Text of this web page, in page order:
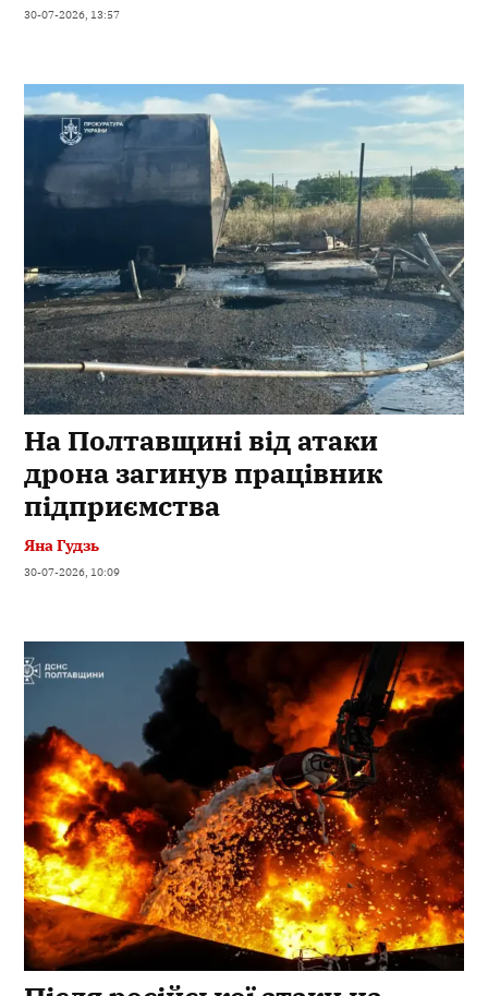
30-07-2026, 13:57
На Полтавщині від атаки
дрона загинув працівник
підприємства
Яна Гудзь
30-07-2026, 10:09